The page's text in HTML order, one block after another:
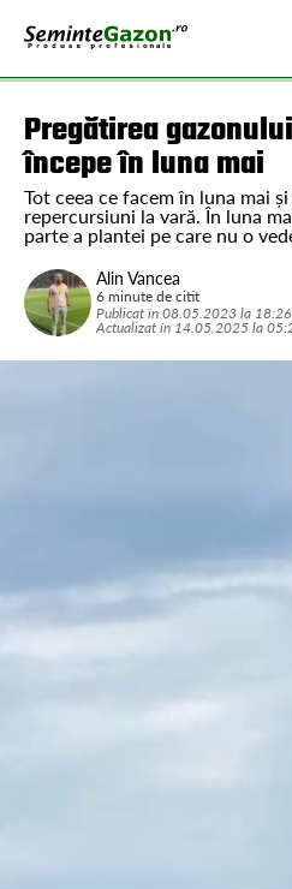
Pregătirea
începe în luna mai
Tot ceea ce facem în luna mai
repercursiuni la vară. În luna
parte a plantei pe care nu o
Alin Vancea
6 minute de citit
Publicat în 08.05.2023 la 18:26
Actualizat în 14.05.2025 la